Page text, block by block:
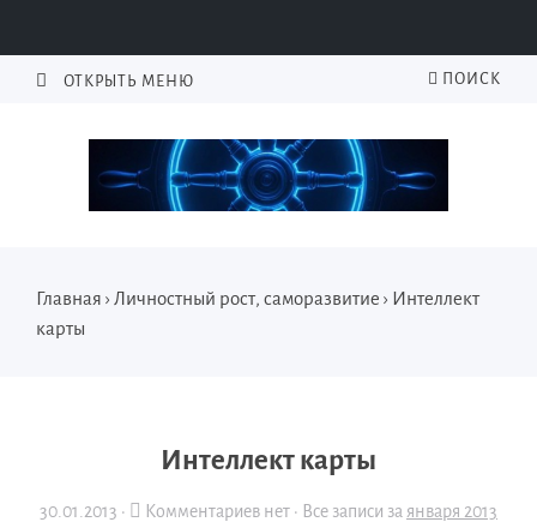
ОТКРЫТЬ МЕНЮ ПОИСК
Главная › Личностный рост, саморазвитие › Интеллект
карты
Интеллект карты
30.01.2013 · Комментариев нет · Все записи за января 2013